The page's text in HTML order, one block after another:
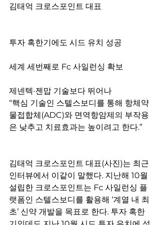
김태억 크로스포인트 대표
투자 혹한기에도 시드 유치 성공
세계 세번째로 Fc 사일런싱 확보
제넨텍·젠맙 기술보다 뛰어나
“핵심 기술인 스텔스보디를 통해 항체약
물접합체(ADC)와 면역항암제의 부작용
은 낮추고 치료효과는 높이려고 한다.”
김태억 크로스포인트 대표(사진)는 최근
인터뷰에서 이같이 말했다. 지난해 10월
설립한 크로스포인트는 Fc 사일런싱 플
랫폼인 스텔스보디를 활용해 ‘계열 내 최
초’ 신약 개발을 목표로 한다. 투자 혹한